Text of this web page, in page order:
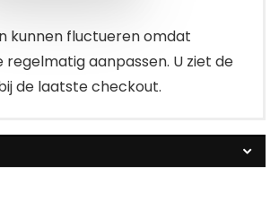
kunnen fluctueren omdat
regelmatig aanpassen. U ziet de
de laatste checkout.